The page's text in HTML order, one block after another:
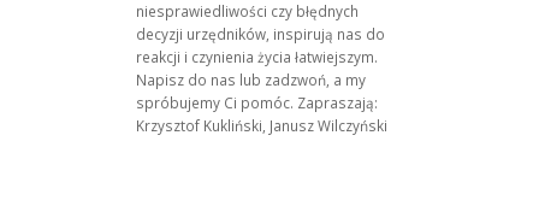
niesprawiedliwości czy błędnych
decyzji urzędników, inspirują nas do
reakcji i czynienia życia łatwiejszym.
Napisz do nas lub zadzwoń, a my
spróbujemy Ci pomóc. Zapraszają:
Krzysztof Kukliński, Janusz Wilczyński